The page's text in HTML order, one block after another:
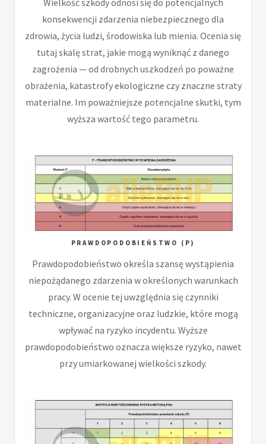
Wielkość szkody odnosi się do potencjalnych
konsekwencji zdarzenia niebezpiecznego dla
zdrowia, życia ludzi, środowiska lub mienia. Ocenia się
tutaj skalę strat, jakie mogą wyniknąć z danego
zagrożenia — od drobnych uszkodzeń po poważne
obrażenia, katastrofy ekologiczne czy znaczne straty
materialne. Im poważniejsze potencjalne skutki, tym
wyższa wartość tego parametru.
PRAWDOPODOBIEŃSTWO (P)
Prawdopodobieństwo określa szansę wystąpienia
niepożądanego zdarzenia w określonych warunkach
pracy. W ocenie tej uwzględnia się czynniki
techniczne, organizacyjne oraz ludzkie, które mogą
wpływać na ryzyko incydentu. Wyższe
prawdopodobieństwo oznacza większe ryzyko, nawet
przy umiarkowanej wielkości szkody.